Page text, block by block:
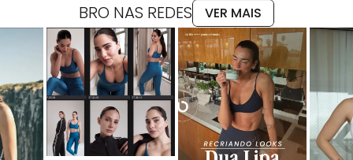
BRO NAS REDES VER MAIS